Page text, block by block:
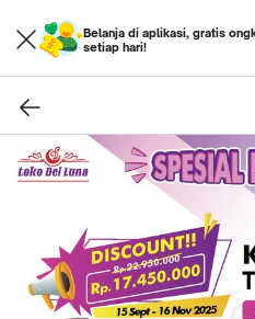
Belanja di aplikasi, gratis
setiap hari!